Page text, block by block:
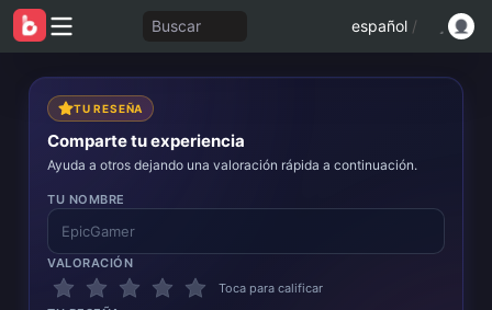
Buscar español /
TU RESEÑA
Comparte tu experiencia
Ayuda a otros dejando una valoración rápida a continuación.
TU NOMBRE
VALORACIÓN
Toca para calificar